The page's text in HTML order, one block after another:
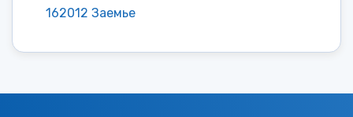
162012 Заемье